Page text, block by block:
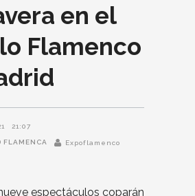
en el
Flamenco
21:07
FLAMENCA Expoflamenco
espectáculos coparán